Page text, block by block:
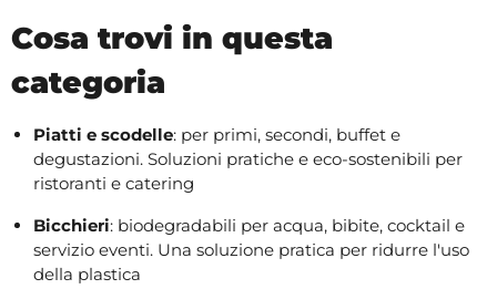
Cosa trovi in questa
categoria
Piatti e scodelle: per primi, secondi, buffet e
degustazioni. Soluzioni pratiche e eco-sostenibili per
ristoranti e catering
Bicchieri: biodegradabili per acqua, bibite, cocktail e
servizio eventi. Una soluzione pratica per ridurre l'uso
della plastica